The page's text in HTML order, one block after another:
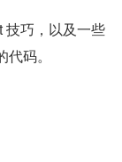
技巧，以及一些
码。